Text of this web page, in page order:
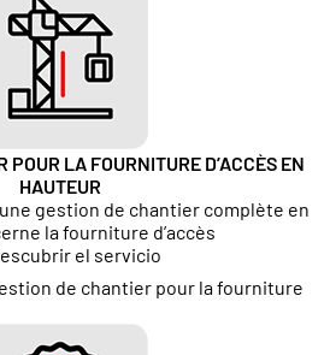
POUR LA FOURNITURE D’ACCÈS EN
HAUTEUR
gestion de chantier complète en
la fourniture d’accès
el servicio
de chantier pour la fourniture